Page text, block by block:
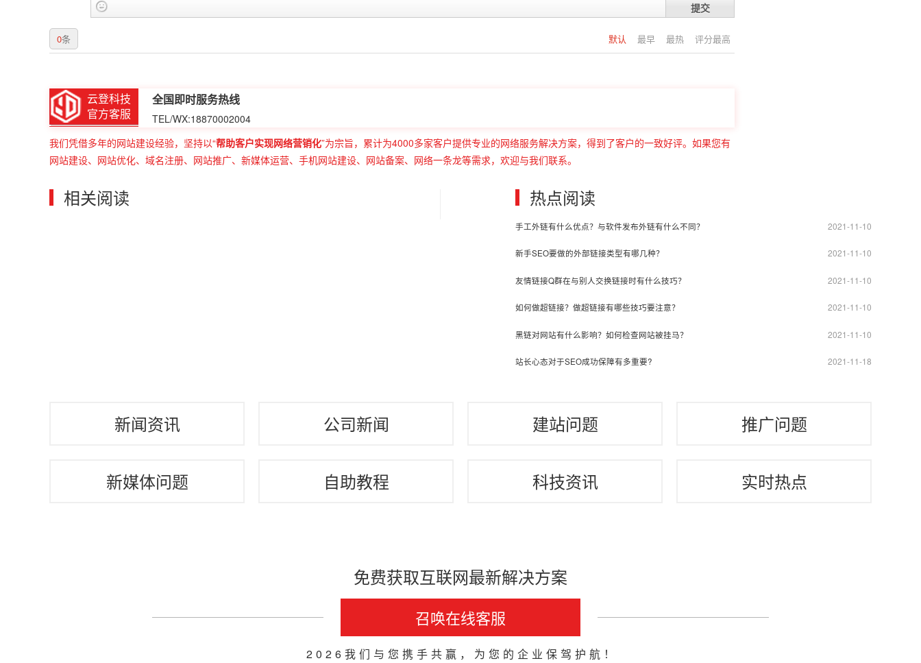
提交
默认 最早 最热 评分最高
0条
云登科技
官方客服
全国即时服务热线
TEL/WX:18870002004
我们凭借多年的网站建设经验，坚持以“帮助客户实现网络营销化”为宗旨，累计为4000多家客户提供专业的网络服务解决方案，得到了客户的一致好评。如果您有
网站建设、网站优化、域名注册、网站推广、新媒体运营、手机网站建设、网站备案、网络一条龙等需求，欢迎与我们联系。
相关阅读 热点阅读
2021-11-10
手工外链有什么优点？与软件发布外链有什么不同？
2021-11-10
新手SEO要做的外部链接类型有哪几种？
2021-11-10
友情链接Q群在与别人交换链接时有什么技巧？
2021-11-10
如何做超链接？做超链接有哪些技巧要注意？
2021-11-10
黑链对网站有什么影响？如何检查网站被挂马？
2021-11-18
站长心态对于SEO成功保障有多重要?
新闻资讯 公司新闻 建站问题 推广问题
新媒体问题 自助教程 科技资讯 实时热点
免费获取互联网最新解决方案
召唤在线客服
2026我们与您携手共赢，为您的企业保驾护航！